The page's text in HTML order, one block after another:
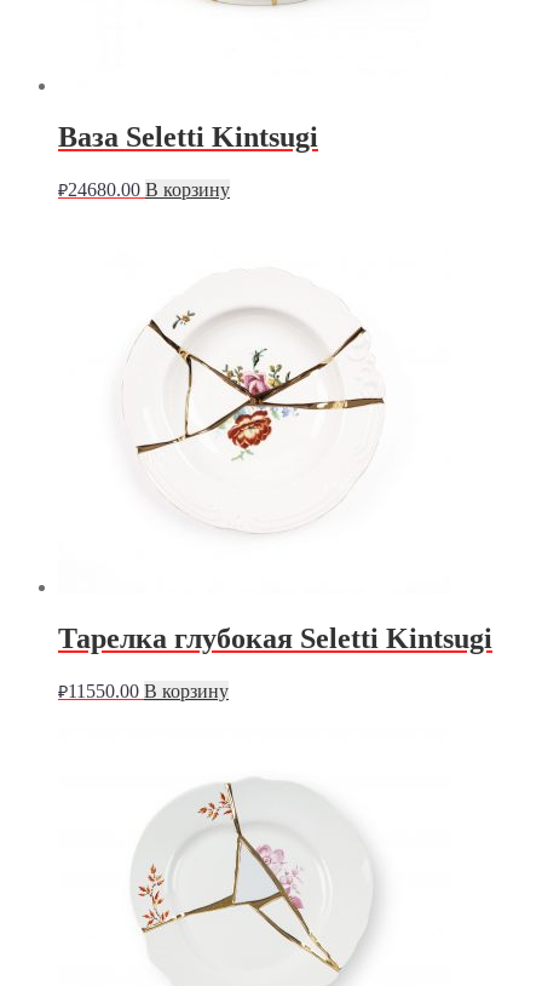
Ваза Seletti Kintsugi
₽24680.00 В корзину
Тарелка глубокая Seletti Kintsugi
₽11550.00 В корзину